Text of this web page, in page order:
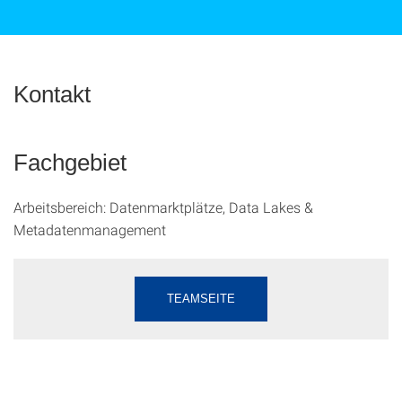
Kontakt
Fachgebiet
Arbeitsbereich: Datenmarktplätze, Data Lakes &
Metadatenmanagement
TEAMSEITE